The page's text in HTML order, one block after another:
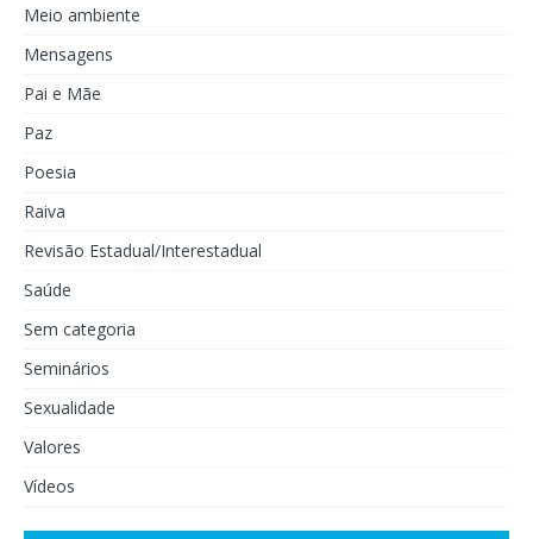
Meio ambiente
Mensagens
Pai e Mãe
Paz
Poesia
Raiva
Revisão Estadual/Interestadual
Saúde
Sem categoria
Seminários
Sexualidade
Valores
Vídeos